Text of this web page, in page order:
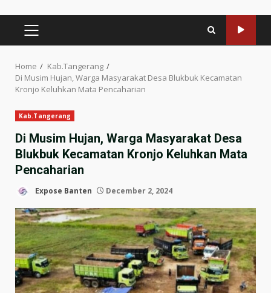
PRIMARY
MENU
Home
Kab.Tangerang
Di Musim Hujan, Warga Masyarakat Desa Blukbuk Kecamatan
Kronjo Keluhkan Mata Pencaharian
Kab.Tangerang
Di Musim Hujan, Warga Masyarakat Desa
Blukbuk Kecamatan Kronjo Keluhkan Mata
Pencaharian
Expose Banten December 2, 2024